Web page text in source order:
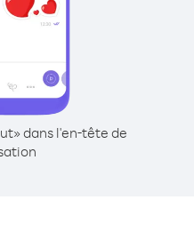
dans l'en-tête de